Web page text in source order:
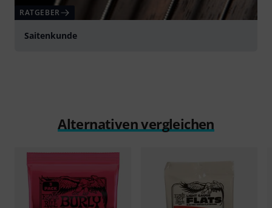
RATGEBER
Saitenkunde
Alternativen vergleichen